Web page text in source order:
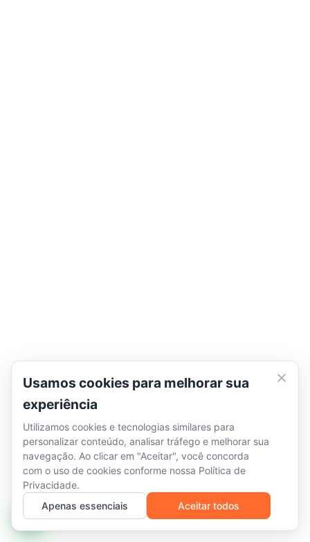
Usamos cookies para melhorar sua
experiência
Utilizamos cookies e tecnologias similares para
personalizar conteúdo, analisar tráfego e melhorar sua
navegação. Ao clicar em "Aceitar", você concorda
com o uso de cookies conforme nossa Política de
Privacidade.
Apenas essenciais
Aceitar todos